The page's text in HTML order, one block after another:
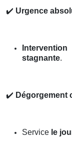
✔️ Urgence
stagnante.
✔️ Dégorgement
Service le